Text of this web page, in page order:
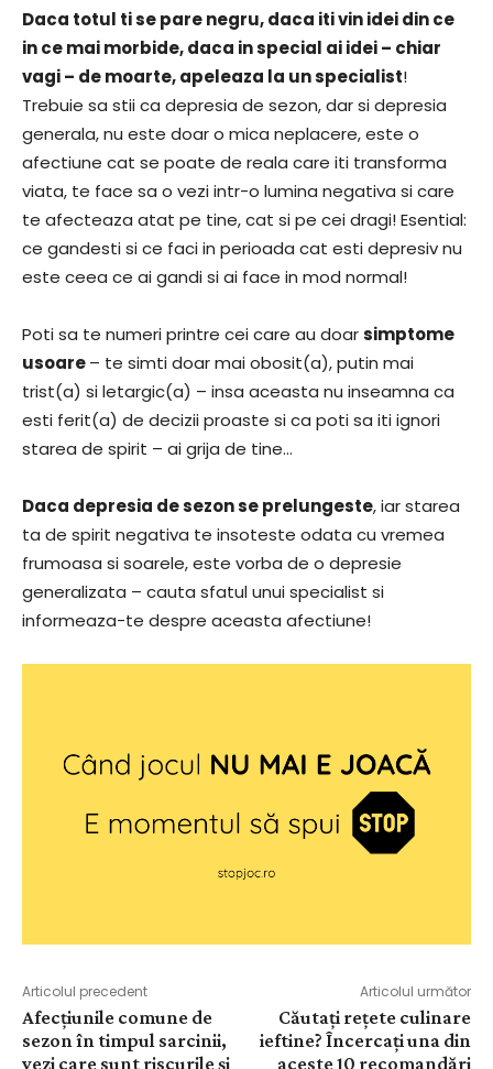
Daca totul ti se pare negru, daca iti vin idei din ce
in ce mai morbide, daca in special ai idei – chiar
vagi – de moarte, apeleaza la un specialist!
Trebuie sa stii ca depresia de sezon, dar si depresia
generala, nu este doar o mica neplacere, este o
afectiune cat se poate de reala care iti transforma
viata, te face sa o vezi intr-o lumina negativa si care
te afecteaza atat pe tine, cat si pe cei dragi! Esential:
ce gandesti si ce faci in perioada cat esti depresiv nu
este ceea ce ai gandi si ai face in mod normal!
Poti sa te numeri printre cei care au doarsimptome
usoare– te simti doar mai obosit(a), putin mai
trist(a) si letargic(a) – insa aceasta nu inseamna ca
esti ferit(a) de decizii proaste si ca poti sa iti ignori
starea de spirit – ai grija de tine…
Daca depresia de sezon se prelungeste, iar starea
ta de spirit negativa te insoteste odata cu vremea
frumoasa si soarele, este vorba de o depresie
generalizata – cauta sfatul unui specialist si
informeaza-te despre aceasta afectiune!
Articolul precedent
Afecțiunile comune de
sezon în timpul sarcinii,
vezi care sunt riscurile și
Articolul următor
Căutați rețete culinare
ieftine? Încercați una din
aceste 10 recomandări